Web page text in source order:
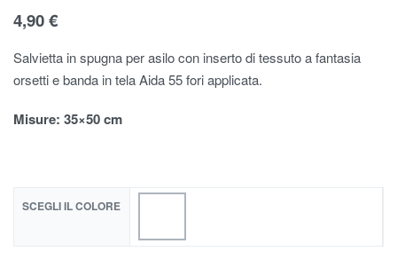
4,90€
Salvietta in spugna per asilo con inserto di tessuto a fantasia
orsetti e banda in tela Aida 55 fori applicata.
Misure: 35×50 cm
SCEGLI IL COLORE